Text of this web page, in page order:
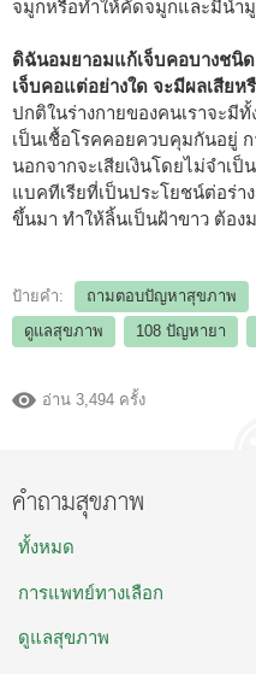
จมูกหรือทำให้คัดจมูกและมีน้ำ
ดิฉันอมยาอมแก้เจ็บคอบางชนิ
เจ็บคอแต่อย่างใด จะมีผลเสียห
ปกติในร่างกายของคนเราจะมี
เป็นเชื้อโรคคอยควบคุมกันอยู่
นอกจากจะเสียเงินโดยไม่จำเป็
แบคทีเรียที่เป็นประโยชน์ต่อร่า
ขึ้นมา ทำให้ลิ้นเป็นฝ้าขาว ต้อง
ป้ายคำ: ถามตอบปัญหาสุขภาพ
ดูแลสุขภาพ
108 ปัญหายา
อ่าน 3,494 ครั้ง
คำถามสุขภาพ
ทั้งหมด
การแพทย์ทางเลือก
ดูแลสุขภาพ